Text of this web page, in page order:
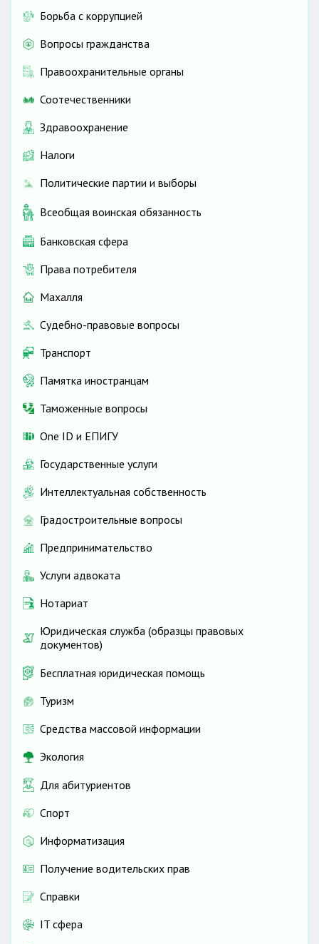
Борьба с коррупцией
Вопросы гражданства
Правоохранительные органы
Соотечественники
Здравоохранение
Налоги
Политические партии и выборы
Всеобщая воинская обязанность
Банковская сфера
Права потребителя
Махалля
Судебно-правовые вопросы
Транспорт
Памятка иностранцам
Таможенные вопросы
One ID и ЕПИГУ
Государственные услуги
Интеллектуальная собственность
Градостроительные вопросы
Предпринимательство
Услуги адвоката
Нотариат
Юридическая служба (образцы правовых
документов)
Бесплатная юридическая помощь
Туризм
Средства массовой информации
Экология
Для абитуриентов
Спорт
Информатизация
Получение водительских прав
Справки
IT сфера